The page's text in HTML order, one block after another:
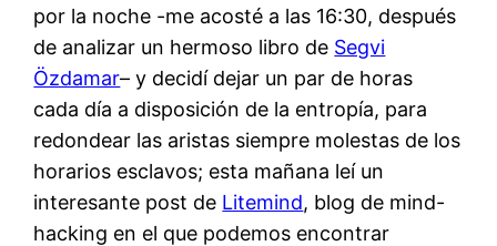
por la noche -me acosté a las 16:30, después
de analizar un hermoso libro de Segvi
Özdamar– y decidí dejar un par de horas
cada día a disposición de la entropía, para
redondear las aristas siempre molestas de los
horarios esclavos; esta mañana leí un
interesante post de Litemind, blog de mind-
hacking en el que podemos encontrar